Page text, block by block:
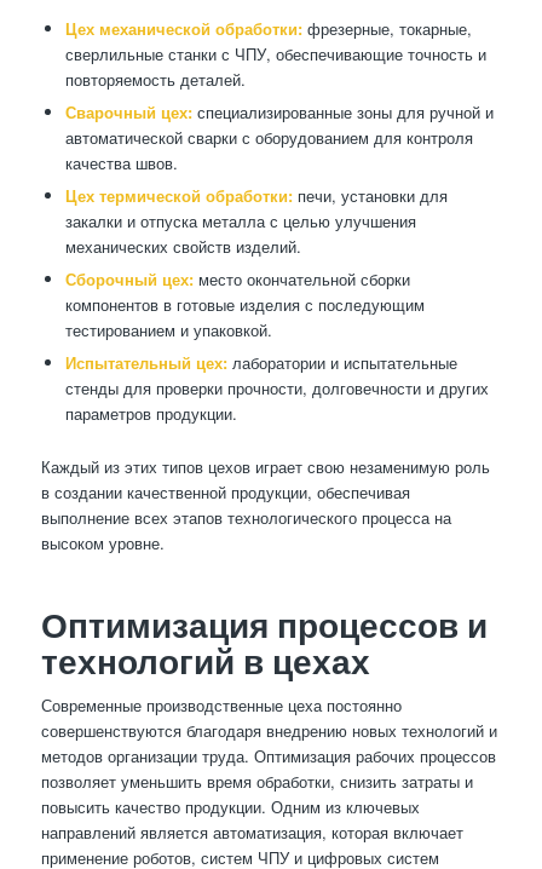
Цех механической обработки:фрезерные, токарные,
сверлильные станки с ЧПУ, обеспечивающие точность и
повторяемость деталей.
Сварочный цех:специализированные зоны для ручной и
автоматической сварки с оборудованием для контроля
качества швов.
Цех термической обработки:печи, установки для
закалки и отпуска металла с целью улучшения
механических свойств изделий.
Сборочный цех:место окончательной сборки
компонентов в готовые изделия с последующим
тестированием и упаковкой.
Испытательный цех:лаборатории и испытательные
стенды для проверки прочности, долговечности и других
параметров продукции.
Каждый из этих типов цехов играет свою незаменимую роль
в создании качественной продукции, обеспечивая
выполнение всех этапов технологического процесса на
высоком уровне.
Оптимизация процессов и
технологий в цехах
Современные производственные цеха постоянно
совершенствуются благодаря внедрению новых технологий и
методов организации труда. Оптимизация рабочих процессов
позволяет уменьшить время обработки, снизить затраты и
повысить качество продукции. Одним из ключевых
направлений является автоматизация, которая включает
применение роботов, систем ЧПУ и цифровых систем